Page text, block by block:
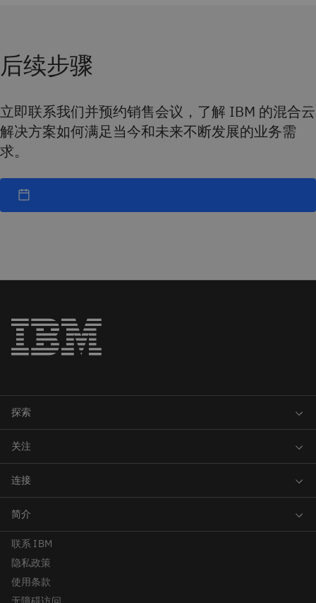
后续步骤
立即联系我们并预约销售会议，了解 IBM 的混合云
解决方案如何满足当今和未来不断发展的业务需
求。
联系 IBM
隐私政策
使用条款